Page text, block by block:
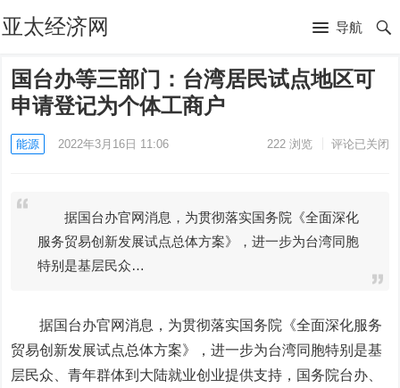
亚太经济网 导航
国台办等三部门：台湾居民试点地区可
申请登记为个体工商户
能源 2022年3月16日 11:06 222浏览 评论已关闭
据国台办官网消息，为贯彻落实国务院《全面深化
服务贸易创新发展试点总体方案》，进一步为台湾同胞
特别是基层民众…
据国台办官网消息，为贯彻落实国务院《全面深化服务
贸易创新发展试点总体方案》，进一步为台湾同胞特别是基
层民众、青年群体到大陆就业创业提供支持，国务院台办、